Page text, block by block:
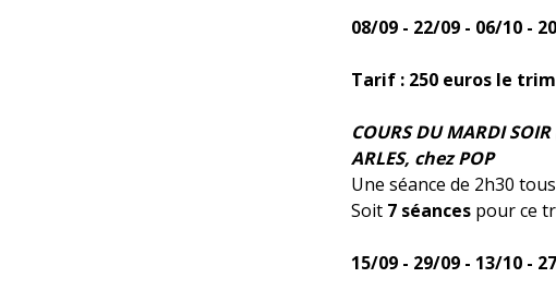
08/09 - 22/09 - 06/10 -
Tarif : 250 euros le
COURS DU MARDI
ARLES, chez POP
Une séance de 2h30
Soit 7 séances pour ce
15/09 - 29/09 - 13/10 -